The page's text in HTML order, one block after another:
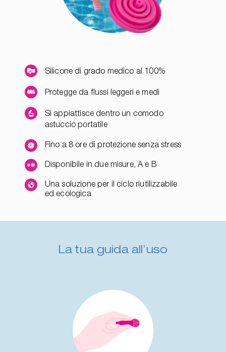
Silicone di grado medico al 100%
Protegge da flussi leggeri e medi
Si appiattisce dentro un comodo
astuccio portatile
Fino a 8 ore di protezione senza stress
Disponibile in due misure, A e B
Una soluzione per il ciclo riutilizzabile
ed ecologica
La tua guida all’uso